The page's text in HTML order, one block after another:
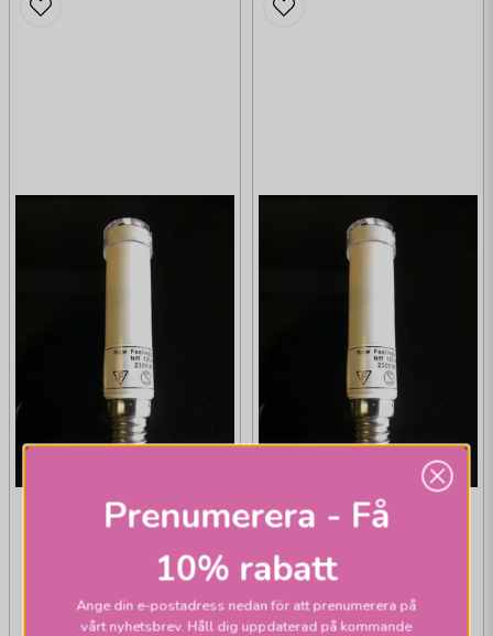
Prenumerera - Få
10% rabatt
Ange din e-postadress nedan för att prenumerera på
vårt nyhetsbrev. Håll dig uppdaterad på kommande